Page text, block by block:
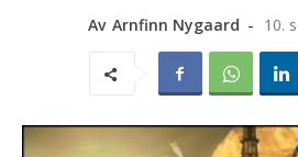
Av Arnfinn Nygaard - 10.